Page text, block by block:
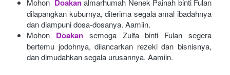
Mohon Doakan almarhumah Nenek Painah binti Fulan
dilapangkan kuburnya, diterima segala amal ibadahnya
dan diampuni dosa-dosanya. Aamiin.
Mohon
Doakan semoga Zulfa binti Fulan segera
bertemu jodohnya, dilancarkan rezeki dan bisnisnya,
dan dimudahkan segala urusannya. Aamiin.